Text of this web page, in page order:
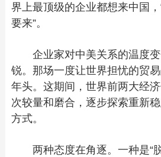
界上最顶级的企业都想来中国
要来”。
企业家对中美关系的温度变
锐。那场一度让世界担忧的贸
年头。这期间，世界前两大经济
次较量和磨合，逐步探索重新
方式。
两种态度在角逐。一种是“脱